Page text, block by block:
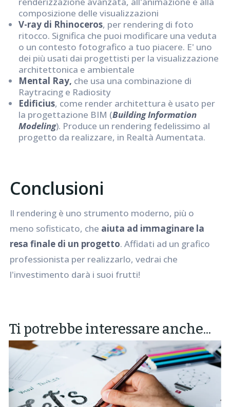
composizione delle visualizzazioni
V-ray di Rhinoceros, per rendering di foto
ritocco. Significa che puoi modificare una veduta
o un contesto fotografico a tuo piacere. E' uno
dei più usati dai progettisti per la visualizzazione
architettonica e ambientale
Mental Ray, che usa una combinazione di
Raytracing e Radiosity
Edificius, come render architettura è usato per
la progettazione BIM (Building Information
Modeling). Produce un rendering fedelissimo al
progetto da realizzare, in Realtà Aumentata.
Conclusioni
Il rendering è uno strumento moderno, più o
meno sofisticato, che aiuta ad immaginare la
resa finale di un progetto. Affidati ad un grafico
professionista per realizzarlo, vedrai che
l'investimento darà i suoi frutti!
Ti potrebbe interessare anche...